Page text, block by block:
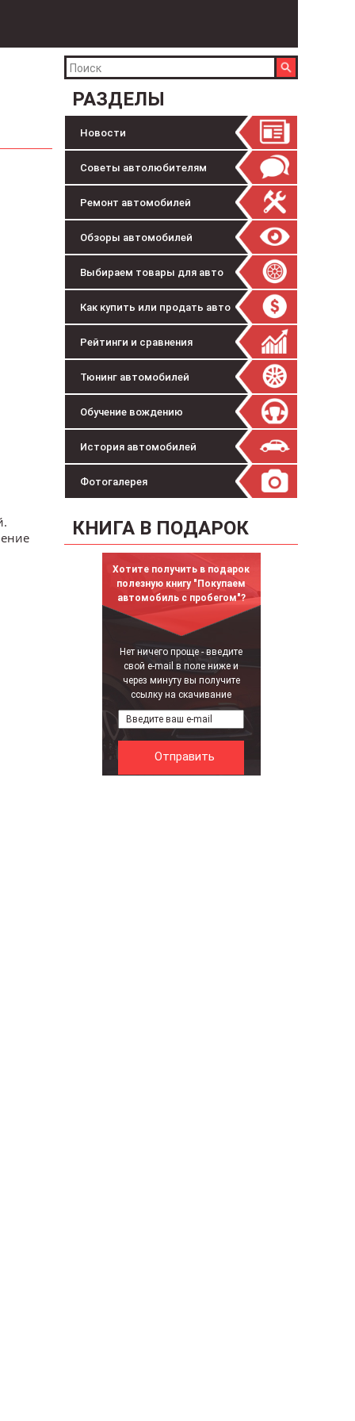
РАЗДЕЛЫ
Новости
Советы автолюбителям
Ремонт автомобилей
Обзоры автомобилей
Выбираем товары для авто
Как купить или продать авто
Рейтинги и сравнения
Тюнинг автомобилей
Обучение вождению
История автомобилей
Фотогалерея
КНИГА В ПОДАРОК
Хотите получить в подарок
полезную книгу "Покупаем
автомобиль с пробегом"?
Нет ничего проще - введите
свой e-mail в поле ниже и
через минуту вы получите
ссылку на скачивание